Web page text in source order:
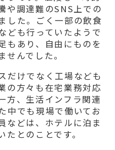
や調達難のSNS 上での
した。ごく一部の飲食
ども行っていたようで
もあり、自由にものを
んでした。
だけでなく工場なども
の方々も在宅業務対応
方、生活インフラ関連
中でも現場で働いてお
などは、ホテルに泊ま
とのことです。